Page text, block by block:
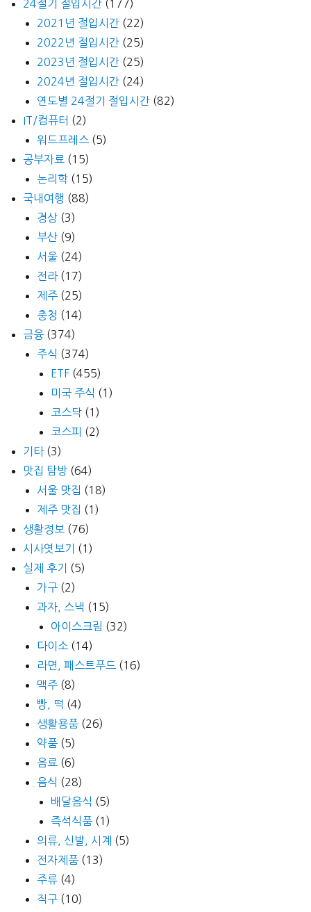
24절기 절입시간 (177)
2021년 절입시간 (22)
2022년 절입시간 (25)
2023년 절입시간 (25)
2024년 절입시간 (24)
연도별 24절기 절입시간 (82)
IT/컴퓨터 (2)
워드프레스 (5)
공부자료 (15)
논리학 (15)
국내여행 (88)
경상 (3)
부산 (9)
서울 (24)
전라(17)
제주 (25)
충청 (14)
금융 (374)
주식 (374)
ETF (455)
미국 주식 (1)
코스닥 (1)
코스피 (2)
기타(3)
맛집 탐방 (64)
서울 맛집 (18)
제주 맛집 (1)
생활정보 (76)
시사엿보기
(1)
실제 후기
(5)
가구 (2)
과자, 스낵 (15)
아이스크림 (32)
다이소 (14)
라면, 패스트푸드 (16)
맥주 (8)
빵, 떡 (4)
생활용품 (26)
약품 (5)
음료 (6)
음식 (28)
배달음식 (5)
즉석식품 (1)
의류, 신발, 시계
(5)
전자제품 (13)
주류 (4)
직구 (10)